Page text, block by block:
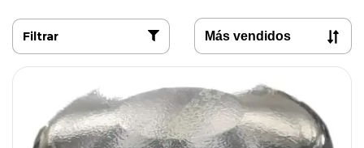
Filtrar